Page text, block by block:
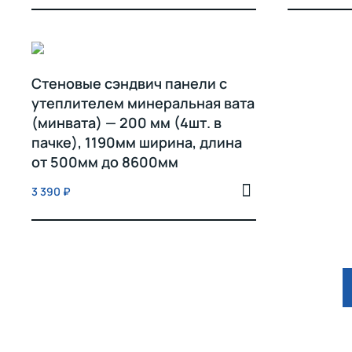
Стеновые сэндвич панели с
утеплителем минеральная вата
(минвата) — 200 мм (4шт. в
пачке), 1190мм ширина, длина
от 500мм до 8600мм
3 390 ₽